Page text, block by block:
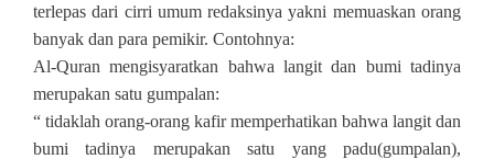
terlepas dari cirri umum redaksinya yakni memuaskan orang
banyak dan para pemikir. Contohnya:
Al-Quran mengisyaratkan bahwa langit dan bumi tadinya
merupakan satu gumpalan:
“ tidaklah orang-orang kafir memperhatikan bahwa langit dan
bumi tadinya merupakan satu yang padu(gumpalan),